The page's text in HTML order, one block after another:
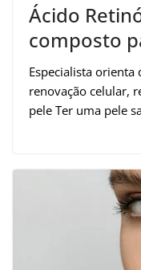
Ácido
composto
Especialista
renovação celular,
pele Ter uma pele